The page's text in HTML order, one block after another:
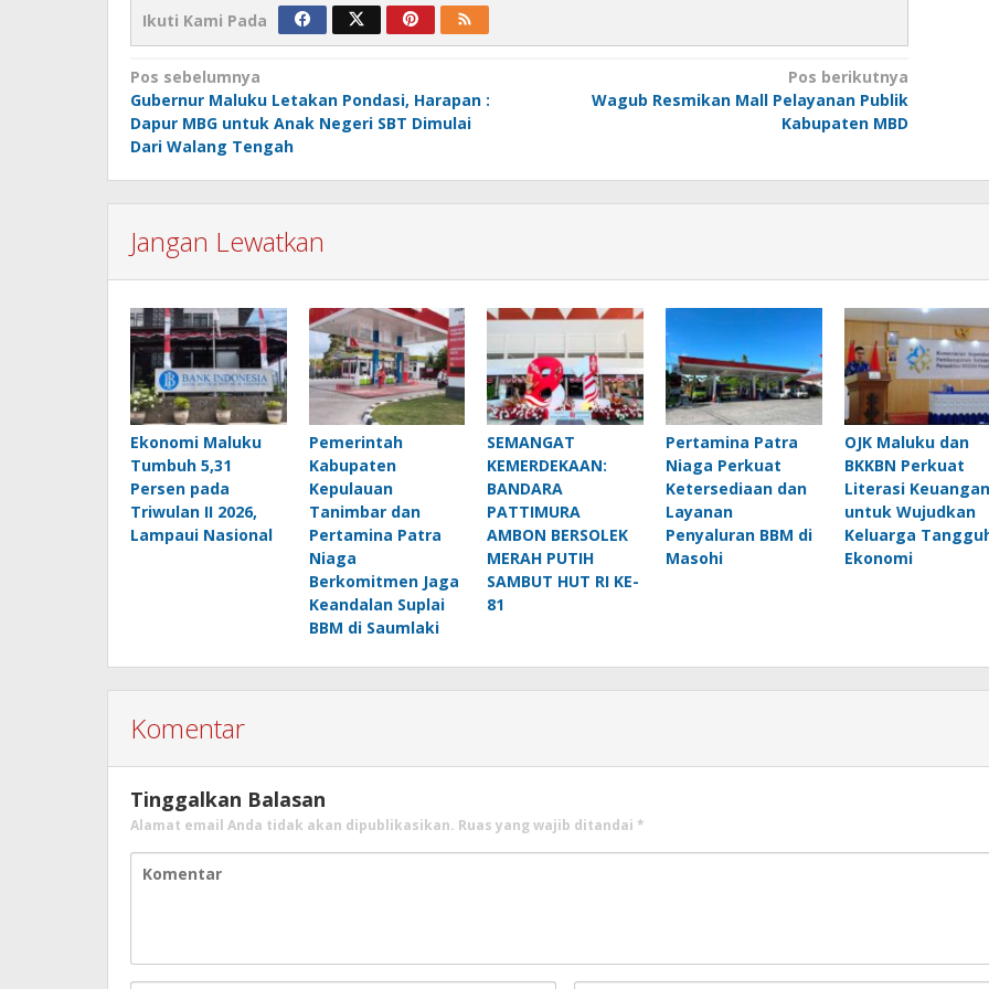
Ikuti Kami Pada
Navigasi
pos
Pos sebelumnya
Gubernur Maluku Letakan Pondasi, Harapan :
Dapur MBG untuk Anak Negeri SBT Dimulai
Dari Walang Tengah
Pos berikutnya
Wagub Resmikan Mall Pelayanan Publik
Kabupaten MBD
Jangan Lewatkan
Ekonomi Maluku
Tumbuh 5,31
Persen pada
Triwulan II 2026,
Lampaui Nasional
Pemerintah
Kabupaten
Kepulauan
Tanimbar dan
Pertamina Patra
Niaga
Berkomitmen Jaga
Keandalan Suplai
BBM di Saumlaki
SEMANGAT
KEMERDEKAAN:
BANDARA
PATTIMURA
AMBON BERSOLEK
MERAH PUTIH
SAMBUT HUT RI KE-
81
Pertamina Patra
Niaga Perkuat
Ketersediaan dan
Layanan
Penyaluran BBM di
Masohi
OJK Maluku dan
BKKBN Perkuat
Literasi Keuangan
untuk Wujudkan
Keluarga
Ekonomi
Komentar
Tinggalkan Balasan
Alamat email Anda tidak akan dipublikasikan. Ruas yang wajib ditandai *